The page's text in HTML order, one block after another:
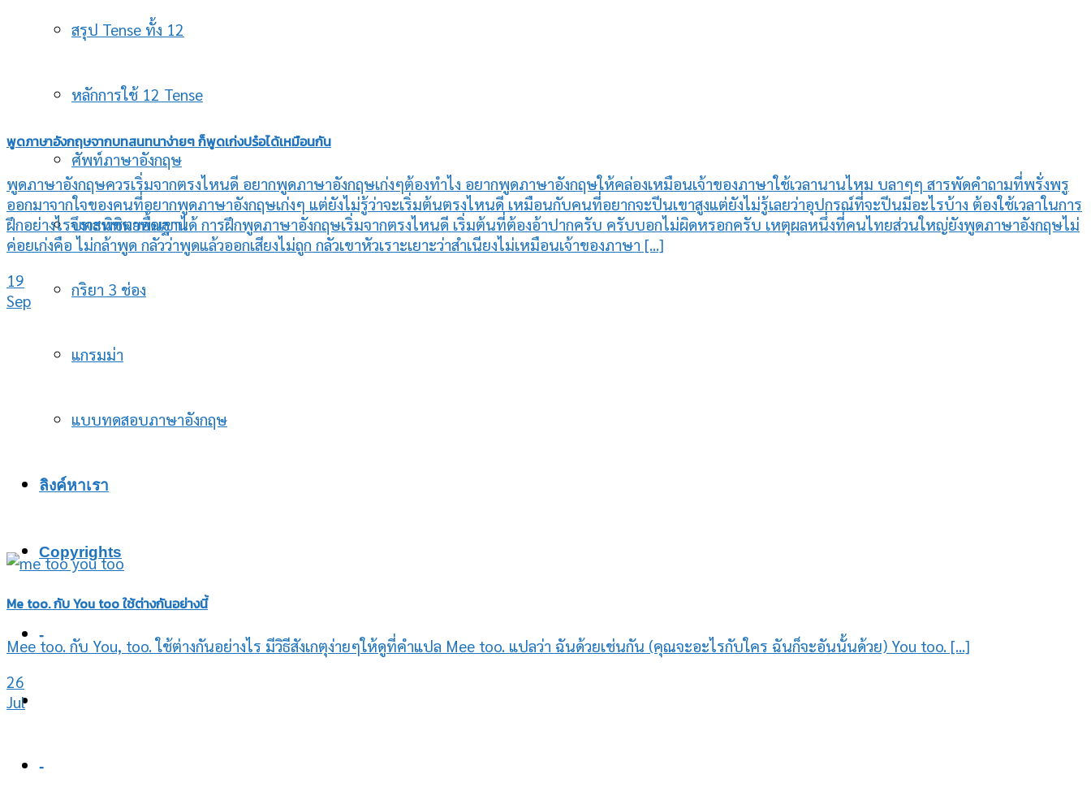
สรุป Tense ทั้ง 12
หลักการใช้ 12 Tense
ศัพท์ภาษาอังกฤษ
บทสนทนาพื้นฐาน
กริยา 3 ช่อง
แกรมม่า
แบบทดสอบภาษาอังกฤษ
ลิงค์หาเรา
Copyrights
-
-
พูดภาษาอังกฤษจากบทสนทนาง่ายๆ ก็พูดเก่งปร๋อได้เหมือนกัน
พูดภาษาอังกฤษควรเริ่มจากตรงไหนดี อยากพูดภาษาอังกฤษเก่งๆต้องทำไง อยากพูดภาษาอังกฤษให้คล่องเหมือนเจ้าของภาษาใช้เวลานานไหม บลาๆๆ สารพัดคำถามที่พรั่งพรู
ออกมาจากใจของคนที่อยากพูดภาษาอังกฤษเก่งๆ แต่ยังไม่รู้ว่าจะเริ่มต้นตรงไหนดี เหมือนกับคนที่อยากจะปีนเขาสูงแต่ยังไม่รู้เลยว่าอุปกรณ์ที่จะปีนมีอะไรบ้าง ต้องใช้เวลาในการ
ฝึกอย่างไรจึงจะพิชิตยอดเขาได้ การฝึกพูดภาษาอังกฤษเริ่มจากตรงไหนดี เริ่มต้นที่ต้องอ้าปากครับ ครับบอกไม่ผิดหรอกครับ เหตุผลหนึ่งที่คนไทยส่วนใหญ่ยังพูดภาษาอังกฤษไม่
ค่อยเก่งคือ ไม่กล้าพูด กลัวว่าพูดแล้วออกเสียงไม่ถูก กลัวเขาหัวเราะเยาะว่าสำเนียงไม่เหมือนเจ้าของภาษา [...]
19
Sep
Me too. กับ You too ใช้ต่างกันอย่างนี้
Mee too. กับ You, too. ใช้ต่างกันอย่างไร มีวิธีสังเกตุง่ายๆให้ดูที่คำแปล Mee too. แปลว่า ฉันด้วยเช่นกัน (คุณจะอะไรกับใคร ฉันก็จะอันนั้นด้วย) You too. [...]
26
Jul